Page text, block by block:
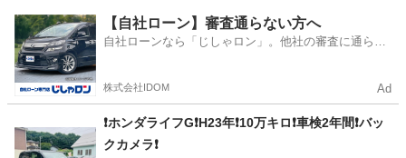
茨城 稲敷市 滑河駅 インサイト ミッション
【自社ローン】審査通らない方へ
自社ローンなら「じしゃロン」。他社の審査に通らな
株式会社IDOM Ad
❗️ホンダライフG❗️H23年❗️10万キロ❗️車検2年間❗️バッ
クカメラ❗️